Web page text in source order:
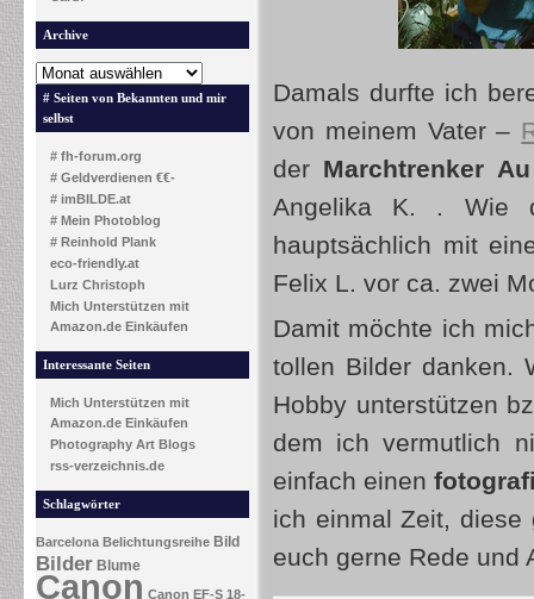
Archive
# Seiten von Bekannten und mir
selbst
# fh-forum.org
# Geldverdienen €€-
# imBILDE.at
# Mein Photoblog
# Reinhold Plank
eco-friendly.at
Lurz Christoph
Mich Unterstützen mit
Amazon.de Einkäufen
Interessante Seiten
Mich Unterstützen mit
Amazon.de Einkäufen
Photography Art Blogs
rss-verzeichnis.de
Schlagwörter
Barcelona Belichtungsreihe Bild
Bilder Blume
Canon Canon EF-S 18-
Damals durfte ich
von meinem Vater –
der Marchtrenker Au
Angelika K. . Wie
hauptsächlich mit
Felix L. vor ca. zwei
Damit möchte ich
tollen Bilder danken.
Hobby unterstützen
dem ich vermutlich
einfach einen
ich einmal Zeit, diese
euch gerne Rede und